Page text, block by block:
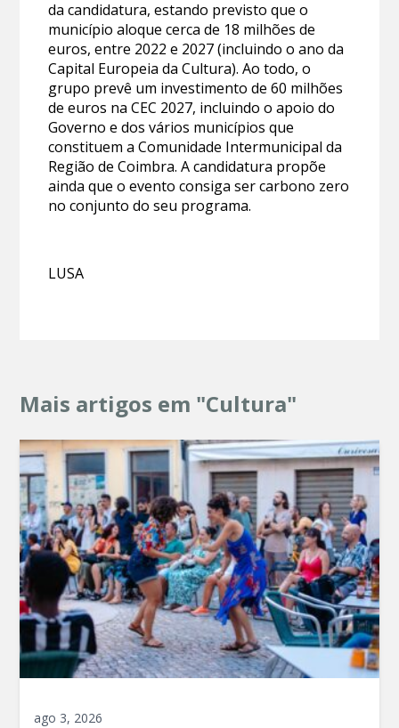
da candidatura, estando previsto que o
município aloque cerca de 18 milhões de
euros, entre 2022 e 2027 (incluindo o ano da
Capital Europeia da Cultura). Ao todo, o
grupo prevê um investimento de 60 milhões
de euros na CEC 2027, incluindo o apoio do
Governo e dos vários municípios que
constituem a Comunidade Intermunicipal da
Região de Coimbra. A candidatura propõe
ainda que o evento consiga ser carbono zero
no conjunto do seu programa.
LUSA
Mais artigos em "Cultura"
ago 3, 2026